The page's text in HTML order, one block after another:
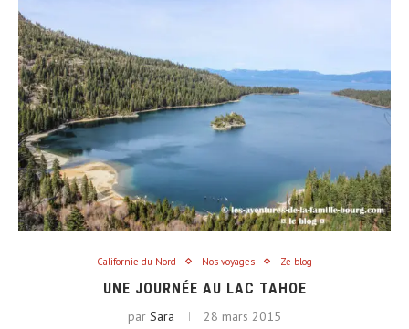
Californie du Nord Nos voyages Ze blog
UNE JOURNÉE AU LAC TAHOE
par Sara 28 mars 2015